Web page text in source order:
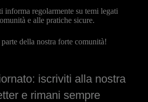
informa regolarmente su temi legati
e alle pratiche sicure.
della nostra forte comunità!
iscriviti alla nostra
e rimani sempre